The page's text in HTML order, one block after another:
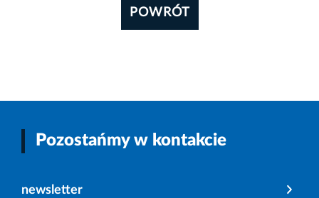
POWRÓT
Pozostańmy w kontakcie
newsletter